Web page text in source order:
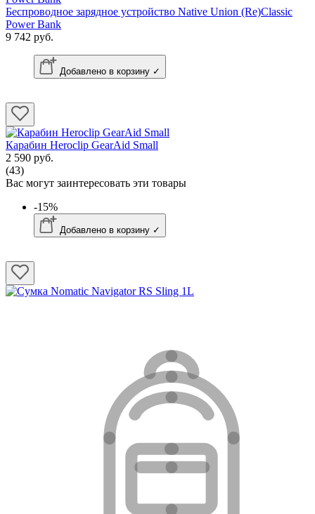
Беспроводное зарядное устройство Native Union (Re)Classic
Power Bank
9 742 руб.
Добавлено в корзину ✓
Карабин Heroclip GearAid Small
2 590 руб.
(43)
Вас могут заинтересовать эти товары
-15%
Добавлено в корзину ✓